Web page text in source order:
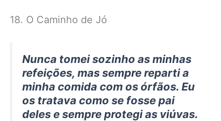
18. O Caminho de Jó
Nunca tomei sozinho as minhas
refeições, mas sempre reparti a
minha comida com os órfãos. Eu
os tratava como se fosse pai
deles e sempre protegi as viúvas.